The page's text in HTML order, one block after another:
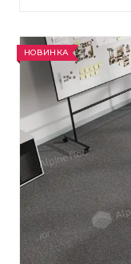
НОВИНКА